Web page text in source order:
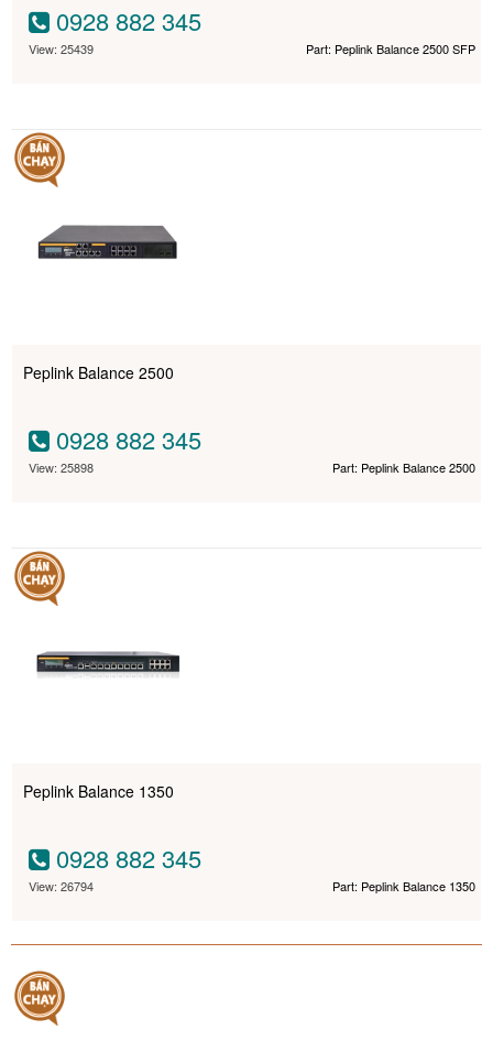
0928 882 345
View: 25439 Part: Peplink Balance 2500 SFP
Peplink Balance 2500
0928 882 345
View: 25898 Part: Peplink Balance 2500
Peplink Balance 1350
0928 882 345
View: 26794 Part: Peplink Balance 1350